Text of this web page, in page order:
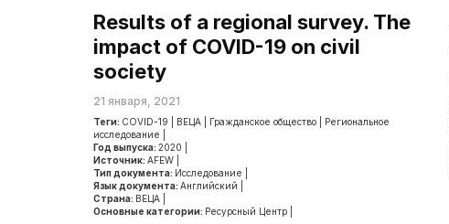
Results of a regional survey. The
impact of COVID-19 on civil
society
21 января, 2021
Теги: COVID-19 ВЕЦА Гражданское общество
Региональное
исследование
Год выпуска: 2020
Источник: AFEW
Тип документа: Исследование
Язык документа: Английский
Страна: ВЕЦА
Основные категории: Ресурсный Центр